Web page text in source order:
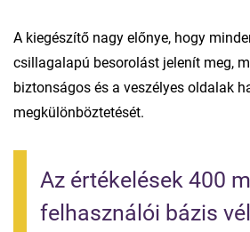
A kiegészítő nagy előnye, hogy
csillagalapú besorolást jelenít meg,
biztonságos és a veszélyes oldalak
megkülönböztetését.
Az értékelések 400
felhasználói bázis